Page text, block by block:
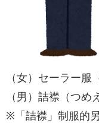
（女）セーラー服
（男）詰襟（つ
※「詰襟」制服的